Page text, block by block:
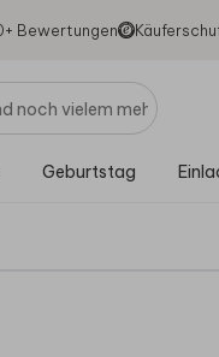
+ Bewertungen
Geburtstag